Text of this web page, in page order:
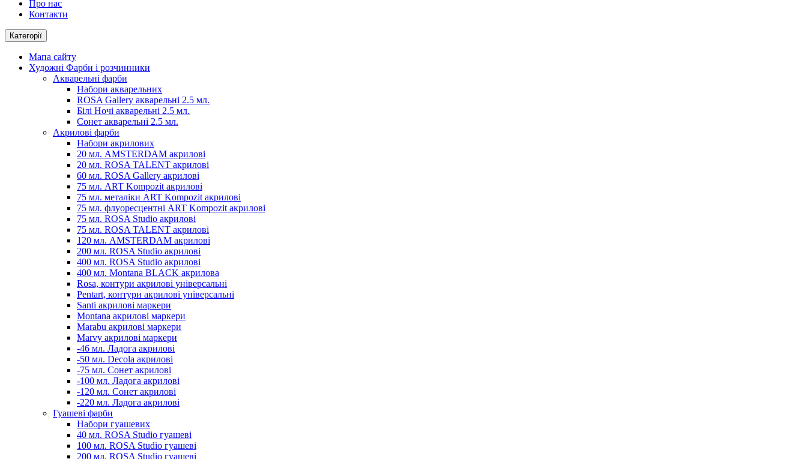
Про нас
Контакти
Категорії
Мапа сайту
Художні Фарби і розчинники
Акварельні фарби
Набори акварельних
ROSA Gallery акварельні 2.5 мл.
Білі Ночі акварельні 2.5 мл.
Сонет акварельні 2.5 мл.
Акрилові фарби
Набори акрилових
20 мл. AMSTERDAM акрилові
20 мл. ROSA TALENT акрилові
60 мл. ROSA Gallery акрилові
75 мл. ART Kompozit акрилові
75 мл. металіки ART Kompozit акрилові
75 мл. флуоресцентні ART Kompozit акрилові
75 мл. ROSA Studio акрилові
75 мл. ROSA TALENT акрилові
120 мл. AMSTERDAM акрилові
200 мл. ROSA Studio акрилові
400 мл. ROSA Studio акрилові
400 мл. Montana BLACK акрилова
Rosa, контури акрилові універсальні
Pentart, контури акрилові універсальні
Santi акрилові маркери
Montana акрилові маркери
Marabu акрилові маркери
Marvy акрилові маркери
-46 мл. Ладога акрилові
-50 мл. Decola акрилові
-75 мл. Сонет акрилові
-100 мл. Ладога акрилові
-120 мл. Сонет акрилові
-220 мл. Ладога акрилові
Гуашеві фарби
Набори гуашевих
40 мл. ROSA Studio гуашеві
100 мл. ROSA Studio гуашеві
200 мл. ROSA Studio гуашеві